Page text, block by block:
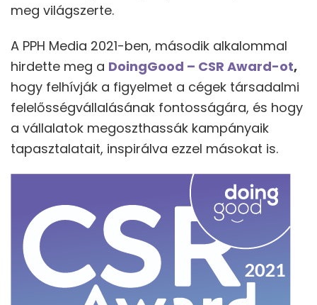
meg világszerte.
A PPH Media 2021-ben, második alkalommal
hirdette meg a DoingGood – CSR Award-ot,
hogy felhívják a figyelmet a cégek társadalmi
felelősségvállalásának fontosságára, és hogy
a vállalatok megoszthassák kampányaik
tapasztalatait, inspirálva ezzel másokat is.